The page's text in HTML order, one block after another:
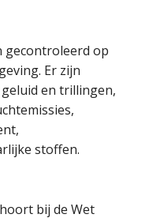
gecontroleerd op
Er zijn
en trillingen,
stoffen.
bij de Wet